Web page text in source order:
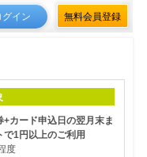
グイン 無料会員登録
カード申込日の翌月末ま
1円以上のご利用
度